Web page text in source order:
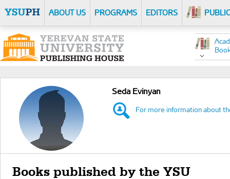
ABOUT US PROGRAMS EDITORS
Seda Evinyan
For more information about
Books published by the YSU